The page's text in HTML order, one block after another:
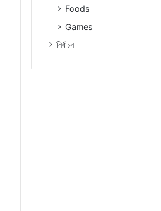
Foods
Games
নিৰ্বাচন